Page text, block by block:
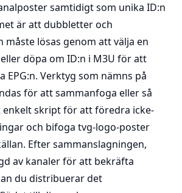
samtidigt som unika ID:n
är att dubbletter och
måste lösas genom att välja en
döpa om ID:n i M3U för att
EPG:n. Verktyg som nämns på
för att sammanfoga eller så
enkelt skript för att föredra icke-
och bifoga tvg-logo-poster
Efter sammanslagningen,
av kanaler för att bekräfta
du distribuerar det